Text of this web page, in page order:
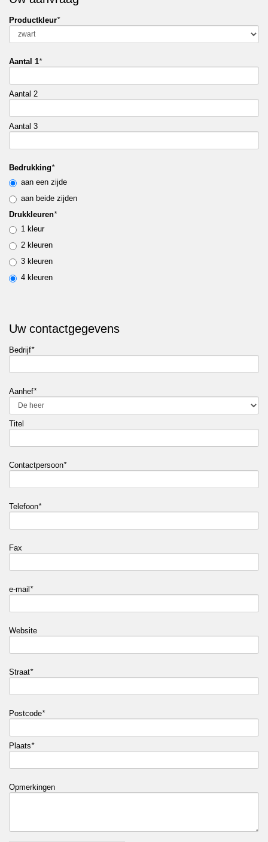
Productkleur*
Aantal 1*
Aantal 2
Aantal 3
Bedrukking*
aan een zijde
aan beide zijden
Drukkleuren*
1 kleur
2 kleuren
3 kleuren
4 kleuren
Uw contactgegevens
Bedrijf*
Aanhef*
Titel
Contactpersoon*
Telefoon*
Fax
e-mail *
Website
Straat*
Postcode*
Plaats*
Opmerkingen